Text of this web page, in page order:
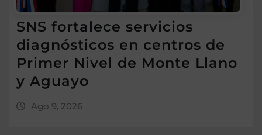
SNS fortalece servicios
diagnósticos en centros de
Primer Nivel de Monte Llano
y Aguayo
Ago 9, 2026